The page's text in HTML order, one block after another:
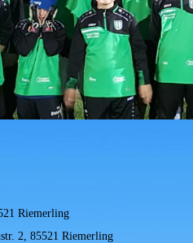
Riemerling
2, 85521 Riemerling